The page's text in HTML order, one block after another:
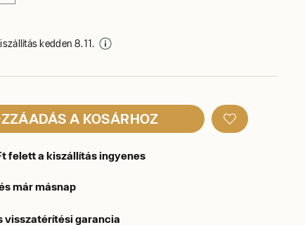
kedden 8. 11.
A KOSÁRHOZ
felett a kiszállítás ingyenes
már másnap
visszatérítési garancia